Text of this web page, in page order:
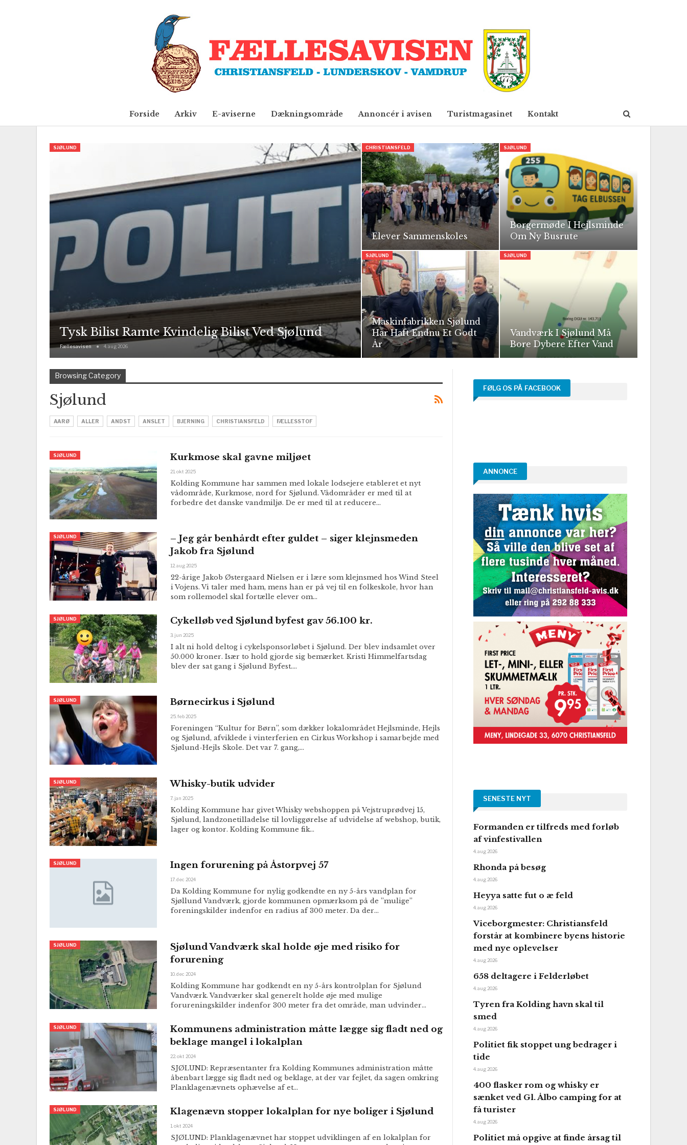
Forside Arkiv E-aviserne Dækningsområde Annoncér i avisen Turistmagasinet Kontakt
SJØLUND
Tysk Bilist Ramte Kvindelig Bilist Ved Sjølund
Fællesavisen 4. aug 2026
CHRISTIANSFELD
Elever Sammenskoles
SJØLUND
Borgermøde I Hejlsminde
Om Ny Busrute
SJØLUND
Maskinfabrikken Sjølund
Har Haft Endnu Et Godt
År
SJØLUND
Vandværk I Sjølund Må
Bore Dybere Efter Vand
Browsing Category
Sjølund
AARØ ALLER ANDST ANSLET BJERNING CHRISTIANSFELD FÆLLESSTOF
SJØLUND Kurkmose skal gavne miljøet
21. okt 2025
Kolding Kommune har sammen med lokale lodsejere etableret et nyt
vådområde, Kurkmose, nord for Sjølund. Vådområder er med til at
forbedre det danske vandmiljø. De er med til at reducere…
SJØLUND
– Jeg går benhårdt efter guldet – siger klejnsmeden
Jakob fra Sjølund
12. aug 2025
22-årige Jakob Østergaard Nielsen er i lære som klejnsmed hos Wind Steel
i Vojens. Vi taler med ham, mens han er på vej til en folkeskole, hvor han
som rollemodel skal fortælle elever om…
SJØLUND Cykelløb ved Sjølund byfest gav 56.100 kr.
3. jun 2025
I alt ni hold deltog i cykelsponsorløbet i Sjølund. Der blev indsamlet over
50.000 kroner. Især to hold gjorde sig bemærket. Kristi Himmelfartsdag
blev der sat gang i Sjølund Byfest.…
SJØLUND Børnecirkus i Sjølund
25. feb 2025
Foreningen “Kultur for Børn”, som dækker lokalområdet Hejlsminde, Hejls
og Sjølund, afviklede i vinterferien en Cirkus Workshop i samarbejde med
Sjølund-Hejls Skole. Det var 7. gang,…
SJØLUND Whisky-butik udvider
7. jan 2025
Kolding Kommune har givet Whisky webshoppen på Vejstruprødvej 15,
Sjølund, landzonetilladelse til lovliggørelse af udvidelse af webshop, butik,
lager og kontor. Kolding Kommune fik…
SJØLUND Ingen forurening på Åstorpvej 57
17. dec 2024
Da Kolding Kommune for nylig godkendte en ny 5-års vandplan for
Sjøllund Vandværk, gjorde kommunen opmærksom på de ”mulige”
foreningskilder indenfor en radius af 300 meter. Da der…
SJØLUND
Sjølund Vandværk skal holde øje med risiko for
forurening
10. dec 2024
Kolding Kommune har godkendt en ny 5-års kontrolplan for Sjølund
Vandværk. Vandværker skal generelt holde øje med mulige
forureningskilder indenfor 300 meter fra det område, man udvinder…
SJØLUND
Kommunens administration måtte lægge sig fladt ned og
beklage mangel i lokalplan
22. okt 2024
SJØLUND: Repræsentanter fra Kolding Kommunes administration måtte
åbenbart lægge sig fladt ned og beklage, at der var fejlet, da sagen omkring
Planklagenævnets ophævelse af et…
SJØLUND Klagenævn stopper lokalplan for nye boliger i Sjølund
1. okt 2024
SJØLUND: Planklagenævnet har stoppet udviklingen af en lokalplan for
FØLG OS PÅ FACEBOOK
ANNONCE
SENESTE NYT
Formanden er tilfreds med forløb
af vinfestivallen
4. aug 2026
Rhonda på besøg
4. aug 2026
Heyya satte fut o æ feld
4. aug 2026
Viceborgmester: Christiansfeld
forstår at kombinere byens historie
med nye oplevelser
4. aug 2026
658 deltagere i Felderløbet
4. aug 2026
Tyren fra Kolding havn skal til
smed
4. aug 2026
Politiet fik stoppet ung bedrager i
tide
4. aug 2026
400 flasker rom og whisky er
sænket ved Gl. Ålbo camping for at
få turister
4. aug 2026
Politiet må opgive at finde årsag til